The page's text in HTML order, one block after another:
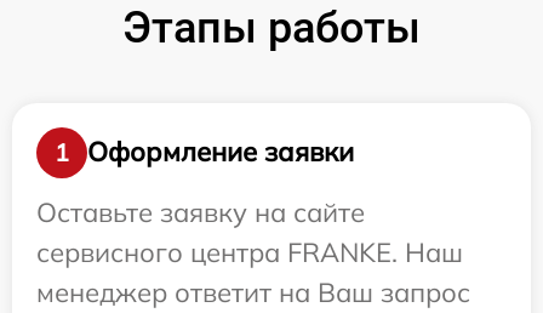
Этапы работы
1
Оформление заявки
Оставьте заявку на сайте
сервисного центра FRANKE. Наш
менеджер ответит на Ваш запрос